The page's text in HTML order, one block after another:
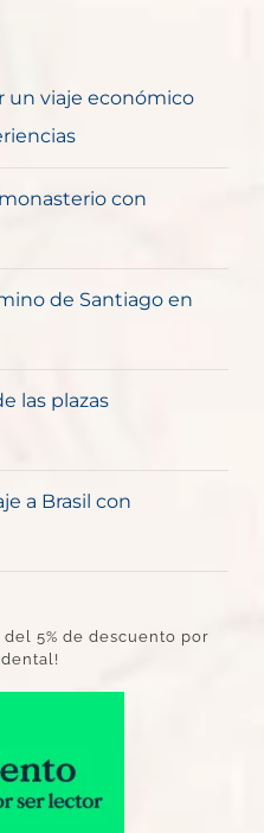
un viaje económico
con
de Santiago en
las plazas
a Brasil con
5% de descuento por